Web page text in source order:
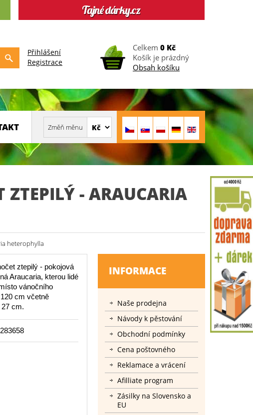
Přihlášení
Registrace
Celkem 0 Kč
Košík je prázdný
Obsah košíku
ZTEPILÝ - ARAUCARIA
heterophylla
ztepilý - pokojová
Araucaria, kterou lidé
vánočního
cm včetně
cm.
INFORMACE
Naše prodejna
Návody k pěstování
Obchodní podmínky
Cena poštovného
Reklamace a vrácení
Afilliate program
Zásilky na Slovensko a
EU